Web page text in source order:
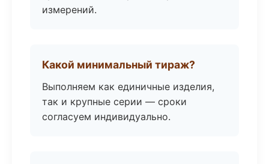
измерений.
Какой минимальный тираж?
Выполняем как единичные изделия,
так и крупные серии — сроки
согласуем индивидуально.